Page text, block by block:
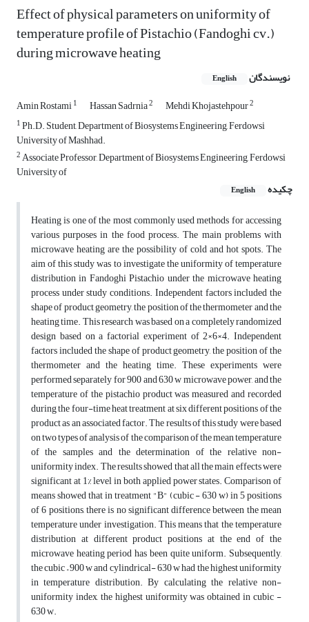
Effect of physical parameters on uniformity of
temperature profile of Pistachio (Fandoghi cv.)
during microwave heating
نویسندگان English
Amin Rostami1 Hassan Sadrnia2 Mehdi Khojastehpour2
1Ph.D. Student, Department of Biosystems Engineering, Ferdowsi
University of Mashhad.
2Associate Professor, Department of Biosystems Engineering, Ferdowsi
University of
چکیده
English
Heating is one of the most commonly used methods for accessing
various purposes in the food process. The main problems with
microwave heating are the possibility of cold and hot spots. The
aim of this study was to investigate the uniformity of temperature
distribution in Fandoghi Pistachio under the microwave heating
process under study conditions. Independent factors included the
shape of product geometry, the position of the thermometer and the
heating time. This research was based on a completely randomized
design based on a factorial experiment of 2×6×4. Independent
factors included the shape of product geometry, the position of the
thermometer and the heating time. These experiments were
performed separately for 900 and 630 w microwave power, and the
temperature of the pistachio product was measured and recorded
during the four-time heat treatment at six different positions of the
product as an associated factor. The results of this study were based
on two types of analysis of the comparison of the mean temperature
of the samples and the determination of the relative non-
uniformity index. The results showed that all the main effects were
significant at 1% level in both applied power states. Comparison of
means showed that in treatment "B" (cubic - 630 w) in 5 positions
of 6 positions, there is no significant difference between the mean
temperature under investigation. This means that the temperature
distribution at different product positions at the end of the
microwave heating period has been quite uniform. Subsequently,
the cubic – 900 w and cylindrical- 630 w had the highest uniformity
in temperature distribution. By calculating the relative non-
uniformity index, the highest uniformity was obtained in cubic -
630 w.